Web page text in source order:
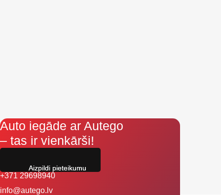
Auto iegāde ar Autego
– tas ir vienkārši!
+371 29698940
info@autego.lv